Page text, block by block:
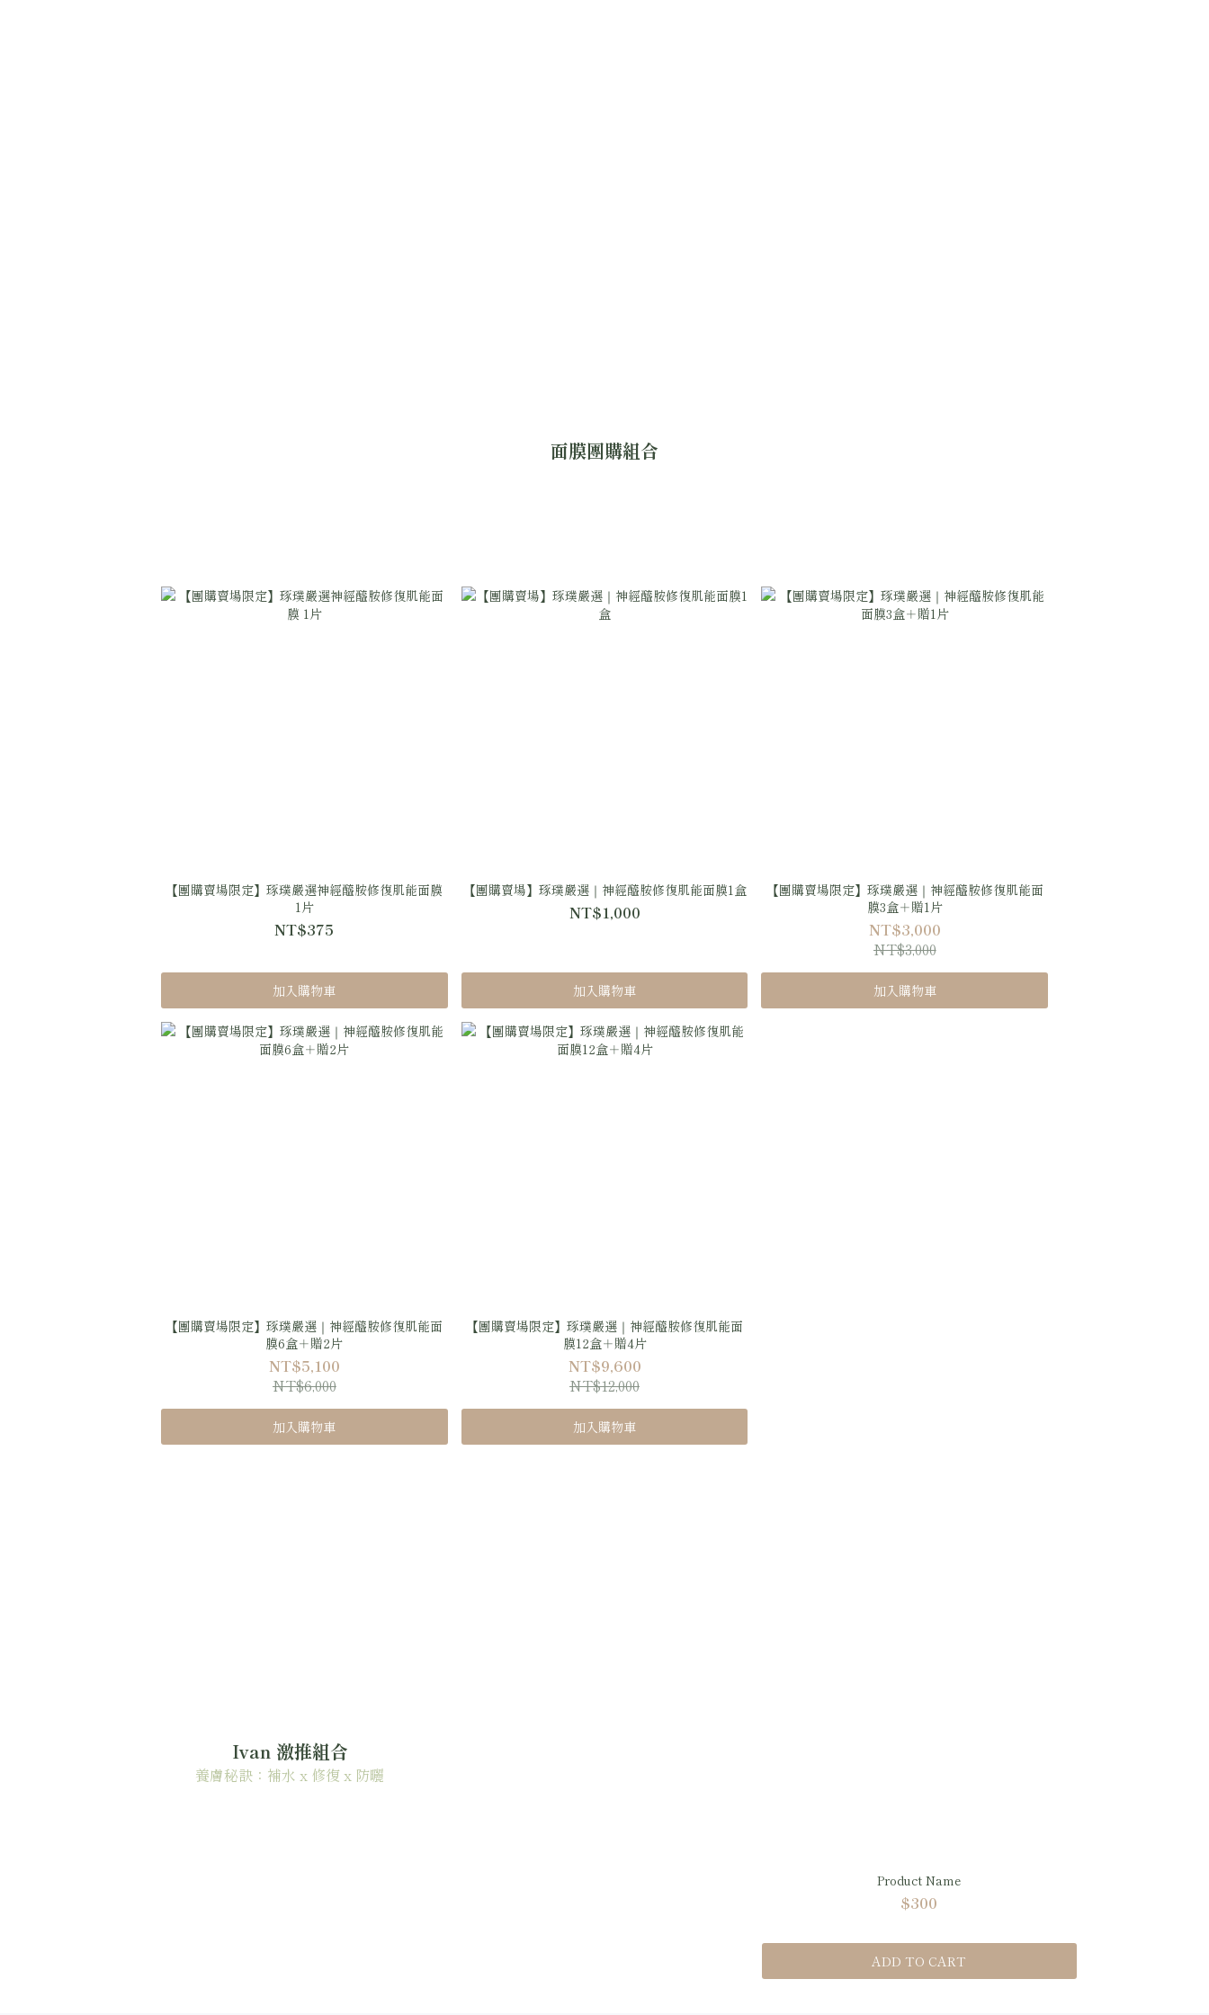
面膜團購組合
【團購賣場限定】琢璞嚴選神經醯胺修復肌能面膜
1片
NT$375
加入購物車
【團購賣場】琢璞嚴選｜神經醯胺修復肌能面膜1盒
NT$1,000
加入購物車
【團購賣場限定】琢璞嚴選｜神經醯胺修復肌能面
膜3盒＋贈1片
NT$3,000
NT$3,000
加入購物車
【團購賣場限定】琢璞嚴選｜神經醯胺修復肌能面
膜6盒＋贈2片
NT$5,100
NT$6,000
加入購物車
【團購賣場限定】琢璞嚴選｜神經醯胺修復肌能面
膜12盒＋贈4片
NT$9,600
NT$12,000
加入購物車
Ivan 激推組合
養膚秘訣：補水 x 修復 x 防曬
Product Name
$300
ADD TO CART